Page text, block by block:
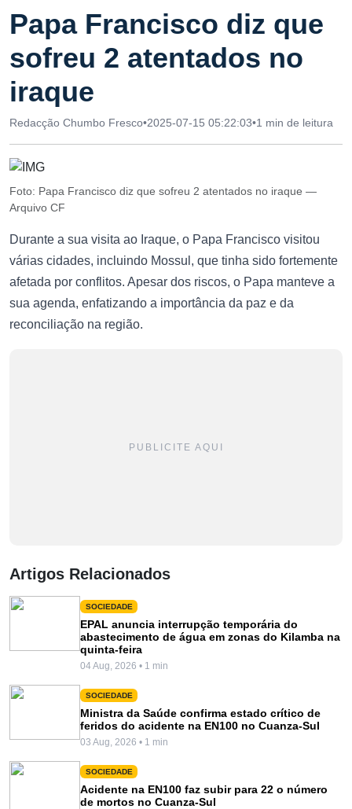
Papa Francisco diz que
sofreu 2 atentados no
iraque
Redacção Chumbo Fresco•2025-07-15 05:22:03•1 min de leitura
Foto: Papa Francisco diz que sofreu 2 atentados no iraque —
Arquivo CF
Durante a sua visita ao Iraque, o Papa Francisco visitou
várias cidades, incluindo Mossul, que tinha sido fortemente
afetada por conflitos. Apesar dos riscos, o Papa manteve a
sua agenda, enfatizando a importância da paz e da
reconciliação na região.
PUBLICITE AQUI
Artigos Relacionados
SOCIEDADE
EPAL anuncia interrupção temporária do
abastecimento de água em zonas do Kilamba na
quinta-feira
04 Aug, 2026 • 1 min
SOCIEDADE
Ministra da Saúde confirma estado crítico de
feridos do acidente na EN100 no Cuanza-Sul
03 Aug, 2026 • 1 min
SOCIEDADE
Acidente na EN100 faz subir para 22 o número
de mortos no Cuanza-Sul